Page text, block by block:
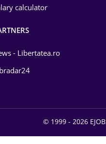
calculator
- Libertatea.ro
© 1999 - 2026